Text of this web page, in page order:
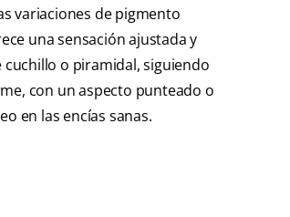
variaciones de pigmento
una sensación ajustada y
o piramidal, siguiendo
con un aspecto punteado o
en las encías sanas.